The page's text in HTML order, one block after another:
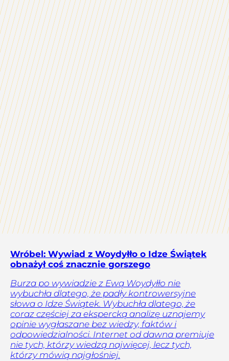
Wróbel: Wywiad z Woydyłło o Idze Świątek
obnażył coś znacznie gorszego
Burza po wywiadzie z Ewą Woydyłło nie
wybuchła dlatego, że padły kontrowersyjne
słowa o Idze Świątek. Wybuchła dlatego, że
coraz częściej za ekspercką analizę uznajemy
opinie wygłaszane bez wiedzy, faktów i
odpowiedzialności. Internet od dawna premiuje
nie tych, którzy wiedzą najwięcej, lecz tych,
którzy mówią najgłośniej.